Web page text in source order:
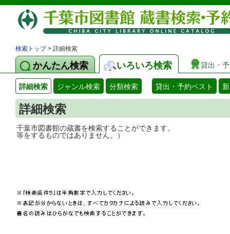
検索トップ> 詳細検索
かんたん検索 いろいろ検索 貸出・
詳細検索 ジャンル検索 分類検索 貸出・予約ベスト
詳細検索
千葉市図書館の蔵書を検索することがで
等をするものではありません。）